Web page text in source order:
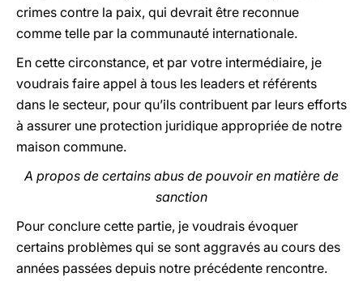
crimes contre la paix, qui devrait être reconnue
comme telle par la communauté internationale.
En cette circonstance, et par votre intermédiaire, je
voudrais faire appel à tous les leaders et référents
dans le secteur, pour qu’ils contribuent par leurs efforts
à assurer une protection juridique appropriée de notre
maison commune.
A propos de certains abus de pouvoir en matière de
sanction
Pour conclure cette partie, je voudrais évoquer
certains problèmes qui se sont aggravés au cours des
années passées depuis notre précédente rencontre.